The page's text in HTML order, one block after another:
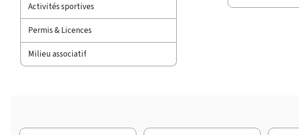
Activités sportives
Permis & Licences
Milieu associatif